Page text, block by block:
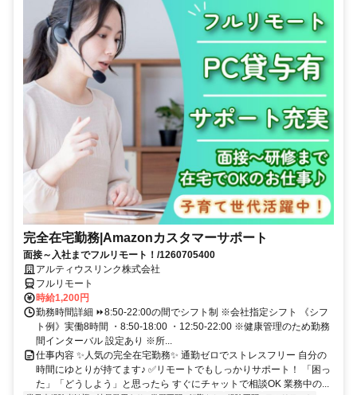
完全在宅勤務|Amazonカスタマーサポート
面接～入社までフルリモート！/1260705400
アルティウスリンク株式会社
フルリモート
時給1,200円
勤務時間詳細 ⏩8:50-22:00の間でシフト制 ※会社指定シフト 《シフ
ト例》実働8時間 ・8:50-18:00 ・12:50-22:00 ※健康管理のため勤務
間インターバル 設定あり ※所...
仕事内容 ✨人気の完全在宅勤務✨ 通勤ゼロでストレスフリー 自分の
時間にゆとりが持てます♪ ✅リモートでもしっかりサポート！ 「困っ
た」「どうしよう」と思ったら すぐにチャットで相談OK 業務中の...